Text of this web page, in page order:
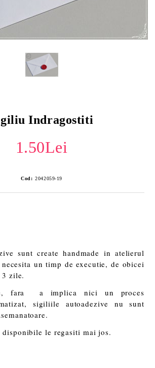
Indragostiti
1.50Lei
Cod: 2042059-19
sunt create handmade in atelierul
un timp de executie, de obicei
zile.
fara a implica nici un proces
sigiliile autoadezive nu sunt
disponibile le regasiti mai jos.